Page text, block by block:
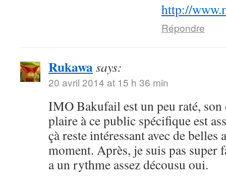
http://
Répondre
Rukawasays:
20 avril 2014 at 15 h 36 min
IMO Bakufail est un peu raté,
plaire à ce public spécifique est
çà reste intéressant avec de belles
moment. Après, je suis pas super
a un rythme assez décousu oui.